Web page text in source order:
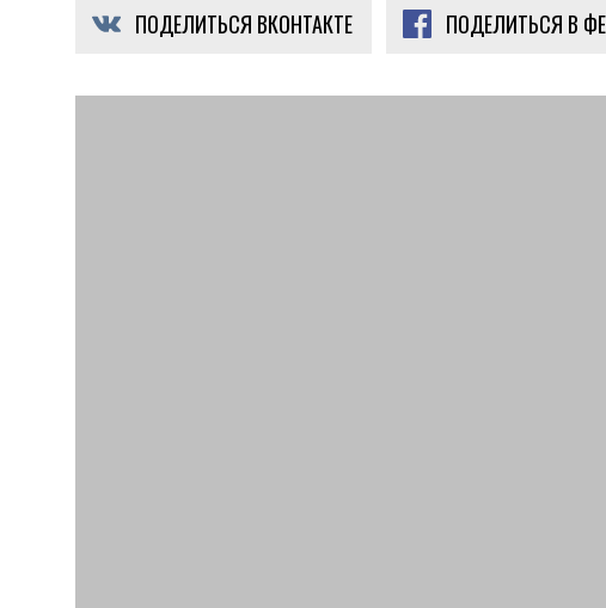
ПОДЕЛИТЬСЯ ВКОНТАКТЕ ПОДЕЛИТЬСЯ В